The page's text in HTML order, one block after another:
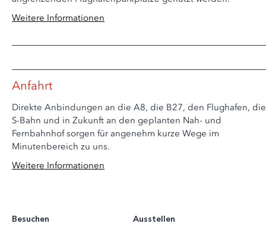
Weitere Informationen
Anfahrt
Direkte Anbindungen an die A8, die B27, den Flughafen, die
S-Bahn und in Zukunft an den geplanten Nah- und
Fernbahnhof sorgen für angenehm kurze Wege im
Minutenbereich zu uns.
Weitere Informationen
Besuchen
Ausstellen